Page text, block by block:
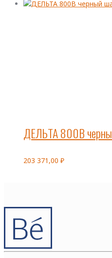
ДЕЛЬТА 800В
203 371,00 ₽